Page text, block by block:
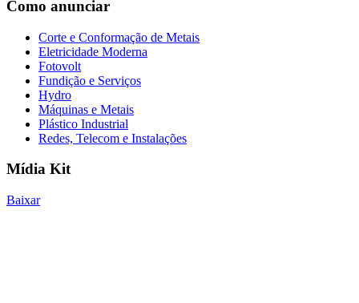
Como anunciar
Corte e Conformação de Metais
Eletricidade Moderna
Fotovolt
Fundição e Serviços
Hydro
Máquinas e Metais
Plástico Industrial
Redes, Telecom e Instalações
Mídia Kit
Baixar